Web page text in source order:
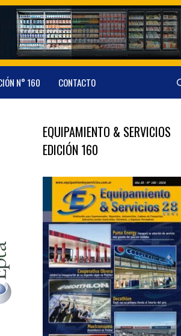
N° 160 CONTACTO
EQUIPAMIENTO & SERVICIOS
EDICIÓN 160